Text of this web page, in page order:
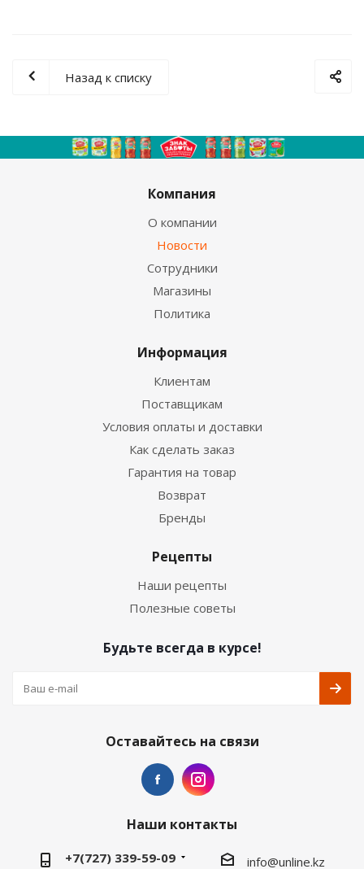
Назад к списку
Компания
О компании
Новости
Сотрудники
Магазины
Политика
Информация
Клиентам
Поставщикам
Условия оплаты и доставки
Как сделать заказ
Гарантия на товар
Возврат
Бренды
Рецепты
Наши рецепты
Полезные советы
Будьте всегда в курсе!
Оставайтесь на связи
Наши контакты
+7(727) 339-59-09 info@unline.kz